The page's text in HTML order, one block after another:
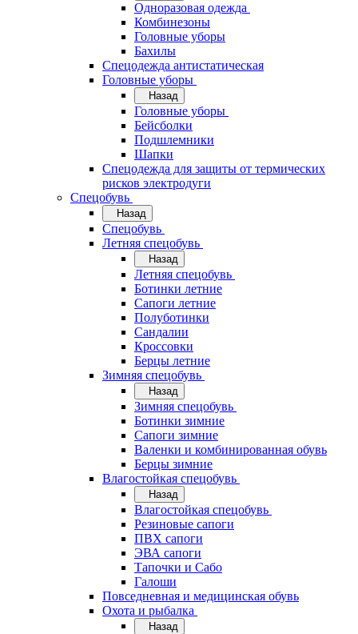
Одноразовая одежда
Комбинезоны
Головные уборы
Бахилы
Спецодежда антистатическая
Головные уборы
Назад
Головные уборы
Бейсболки
Подшлемники
Шапки
Спецодежда для защиты от термических
рисков электродуги
Спецобувь
Назад
Спецобувь
Летняя спецобувь
Назад
Летняя спецобувь
Ботинки летние
Сапоги летние
Полуботинки
Сандалии
Кроссовки
Берцы летние
Зимняя спецобувь
Назад
Зимняя спецобувь
Ботинки зимние
Сапоги зимние
Валенки и комбинированная обувь
Берцы зимние
Влагостойкая спецобувь
Назад
Влагостойкая спецобувь
Резиновые сапоги
ПВХ сапоги
ЭВА сапоги
Тапочки и Сабо
Галоши
Повседневная и медицинская обувь
Охота и рыбалка
Назад